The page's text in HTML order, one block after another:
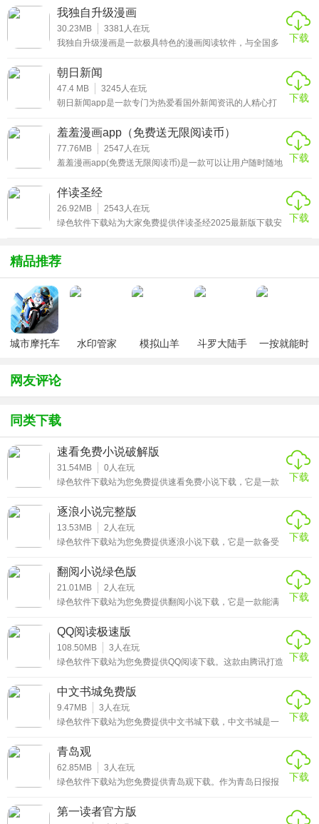
2、海量资源品类齐全
收录超50万册正版图书、25万集有声听书、10万集漫画，覆
3、精美排版舒适沉浸
百人专业编辑团队精心校对与排版，优化段落、标点与图文
布局，带来媲美纸质书的高品质阅读感受。
4、离线阅读不受限制
支持Wi-Fi传书及本地导入，兼容TXT、EPUB等多种主流格
式，无网络也能随心阅读，尽享阅读乐趣。
5、个性化设置自由定制
支持多种阅读模式，背景颜色、字体样式、字号大小、主题
应用优势
1、全本离线缓存无损耗
保在任何环境下都能顺畅看书。
日精选优质书籍推荐，贴心又实用。
3、阅读模式高度自定义
背景颜色、字体样式、字号大小、主题皮肤等均可随心设
置，打造最舒适的个人阅读空间。
软件运行稳定，无广告打扰，为用户提供纯净的阅读环境，
让用户能全身心沉浸在阅读中。
5、多设备同步便捷切换
支持多设备数据同步，用户可在不同设备间自由切换，阅读
进度实时同步，无需重复操作。
使用介绍
1、打开应用后，可通过手机号、微信、QQ等方式注册登
录。
2、进入首页，可根据小说分类或榜单快速找到心仪书籍。
3、点击书籍封面，进入详情页可查看简介或直接开始阅读。
美GL、还是邪恶都市，悬疑恐怖，这里应有尽有，并且还是
同步更新。极大的满足了不少用户对二次元的幻想哟!喜欢就
不要错过，一起来Hotmangas热辣漫画app下载体验吧!
我独自升级漫画
30.23MB 3381 人在玩
我独自升级漫画是一款极具特色的漫画阅读软件，与全国多
源，每日收录更新，各种当前深受追捧的漫画都可以在这里
免费阅读，并且这里的漫画是全彩漫画，比黑白漫画看起来
更有意思，喜欢的朋友赶快来下载我独自升级漫画免费完整
版吧！
下载
朝日新闻
47.4 MB 3245 人在玩
朝日新闻app是一款专门为热爱看国外新闻资讯的人精心打
不出户也能了解时政热闻。秉承早晚新闻报道的优秀传统，
旨在让世界各地的大大小小的事情，以纸质媒体或电子报纸
的形式呈现在每个用户面前，让用户真正感受到时代的变化
和周围的有趣事情。
下载
羞羞漫画app（免费送无限阅读币）
77.76MB 2547 人在玩
羞羞漫画app(免费送无限阅读币)是一款可以让用户随时随地
和这个版本再也不需要花费一分钱也可以尽情的追漫啦!对这
个app感兴趣的朋友欢迎下载，开启奇妙阅读体验哟!
下载
伴读圣经
26.92MB 2543 人在玩
绿色软件下载站为大家免费提供伴读圣经2025最新版下载安
户可以自己选择，还有各种语言的，软件功能也很强大，用
户可以听圣经，也可以在软件内做笔记，是一款非常好用的
下载
精品推荐
城市摩托车
水印管家
模拟山羊
斗罗大陆手
一按就能时
网友评论
同类下载
速看免费小说破解版
31.54MB 0人在玩
绿色软件下载站为您免费提供速看免费小说下载，它是一款
不同阅读爱好者的多样需求。平台汇聚了超百万本正版资
源，涵盖玄幻、言情、历史、军事、都市、科幻、悬疑等全
品类内容，无论是热门爆款还是小众佳作，在这里都能找到
踪迹。
下载
逐浪小说完整版
13.53MB 2 人在玩
绿色软件下载站为您免费提供逐浪小说下载，它是一款备受
成为千万书迷的阅读首选。作为空中网旗下原创平台逐浪网
打造的产品，它集阅读、互动、学习等多种功能于一体，为
用户打造了一个移动的私人电子图书馆。
下载
翻阅小说绿色版
21.01MB 2 人在玩
绿色软件下载站为您免费提供翻阅小说下载，它是一款能满
说资源，从热门的都市言情、玄幻仙侠，到经典的历史名
著、悬疑推理，一应俱全，不管您偏爱哪种题材，都能在其
中找到心仪的作品。
下载
QQ阅读极速版
108.50MB 3 人在玩
绿色软件下载站为您免费提供QQ阅读下载。这款由腾讯打造
海量资源，拥有1000万部作品储备和400万作者，涵盖小
说、文学、经管、动漫等多个类别。无论是男生喜爱的热血
爽文，还是女生钟情的甜宠故事，亦或是悬疑烧脑的侦探小
说、热血澎湃的玄幻仙侠，在这里都能精准找到符合自己口
下载
中文书城免费版
9.47MB 3 人在玩
绿色软件下载站为您免费提供中文书城下载，中文书城是一
段、不同阅读偏好用户的需求。作为绿色软件下载站力推的
优质阅读平台，它涵盖了网络文学、出版书籍、影视原著等
全品类内容，玄幻、都市、言情、历史等20余种题材一应俱
全，每日更新连载章节超5000章，不管是碎片时间的轻松浏
下载
青岛观
62.85MB 3 人在玩
绿色软件下载站为您免费提供青岛观下载。作为青岛日报报
服务、旅游指南等多重功能，能让用户一站式掌握青岛的城
市动态与生活信息。无论是想了解最新的时政要闻，还是寻
下载
第一读者官方版